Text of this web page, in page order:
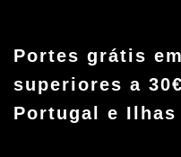
Portes grátis
superiores a
Portugal e Ilhas